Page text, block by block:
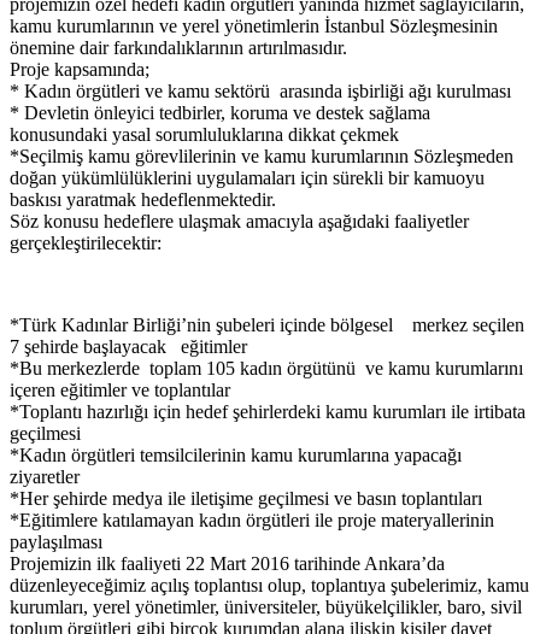
kamu kurumlarının ve yerel yönetimlerin İstanbul Sözleşmesinin
önemine dair farkındalıklarının artırılmasıdır.
Proje kapsamında;
* Kadın örgütleri ve kamu sektörü arasında işbirliği ağı kurulması
* Devletin önleyici tedbirler, koruma ve destek sağlama
konusundaki yasal sorumluluklarına dikkat çekmek
*Seçilmiş kamu görevlilerinin ve kamu kurumlarının Sözleşmeden
doğan yükümlülüklerini uygulamaları için sürekli bir kamuoyu
baskısı yaratmak hedeflenmektedir.
Söz konusu hedeflere ulaşmak amacıyla aşağıdaki faaliyetler
gerçekleştirilecektir:
*Türk Kadınlar Birliği’nin şubeleri içinde bölgesel merkez seçilen
7 şehirde başlayacak eğitimler
*Bu merkezlerde toplam 105 kadın örgütünü ve kamu kurumlarını
içeren eğitimler ve toplantılar
*Toplantı hazırlığı için hedef şehirlerdeki kamu kurumları ile irtibata
geçilmesi
*Kadın örgütleri temsilcilerinin kamu kurumlarına yapacağı
ziyaretler
*Her şehirde medya ile iletişime geçilmesi ve basın toplantıları
*Eğitimlere katılamayan kadın örgütleri ile proje materyallerinin
paylaşılması
Projemizin ilk faaliyeti 22 Mart 2016 tarihinde Ankara’da
düzenleyeceğimiz açılış toplantısı olup, toplantıya şubelerimiz, kamu
kurumları, yerel yönetimler, üniversiteler, büyükelçilikler, baro, sivil
toplum örgütleri gibi birçok kurumdan alana ilişkin kişiler davet